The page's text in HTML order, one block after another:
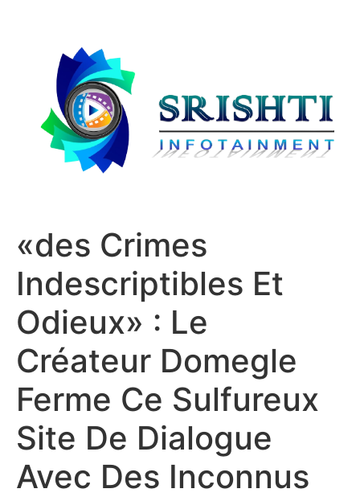
«des Crimes
Indescriptibles Et
Odieux» : Le
Créateur Domegle
Ferme Ce Sulfureux
Site De Dialogue
Avec Des Inconnus